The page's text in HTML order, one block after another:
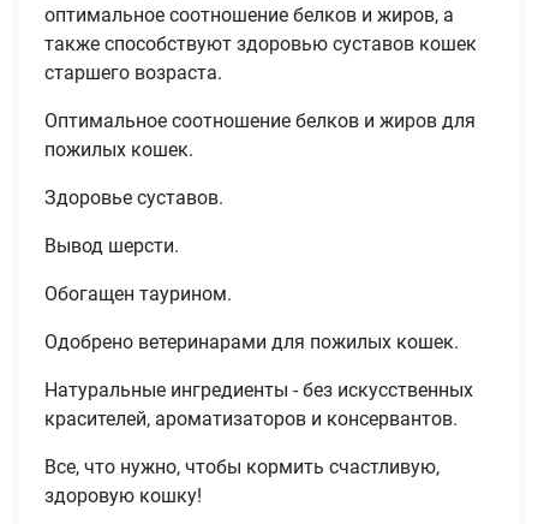
оптимальное соотношение белков и жиров, а
также способствуют здоровью суставов кошек
старшего возраста.
Оптимальное соотношение белков и жиров для
пожилых кошек.
Здоровье суставов.
Вывод шерсти.
Обогащен таурином.
Одобрено ветеринарами для пожилых кошек.
Натуральные ингредиенты - без искусственных
красителей, ароматизаторов и консервантов.
Все, что нужно, чтобы кормить счастливую,
здоровую кошку!